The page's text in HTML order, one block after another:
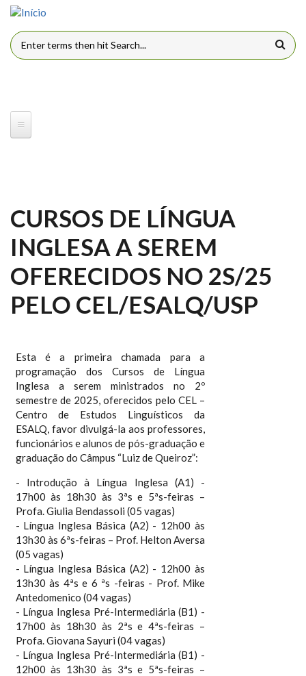
Pular para o conteúdo principal
FORMULÁRIO DE BUSCA
CURSOS DE LÍNGUA
INGLESA A SEREM
OFERECIDOS NO 2S/25
PELO CEL/ESALQ/USP
Esta é a primeira chamada para a
programação dos Cursos de Língua
Inglesa a serem ministrados no 2º
semestre de 2025, oferecidos pelo CEL –
Centro de Estudos Linguísticos da
ESALQ, favor divulgá-la aos professores,
funcionários e alunos de pós-graduação e
graduação do Câmpus “Luiz de Queiroz”:
- Introdução à Língua Inglesa (A1) -
17h00 às 18h30 às 3ªs e 5ªs-feiras –
Profa. Giulia Bendassoli (05 vagas)
- Língua Inglesa Básica (A2) - 12h00 às
13h30 às 6ªs-feiras – Prof. Helton Aversa
(05 vagas)
- Língua Inglesa Básica (A2) - 12h00 às
13h30 às 4ªs e 6 ªs -feiras - Prof. Mike
Antedomenico (04 vagas)
- Língua Inglesa Pré-Intermediária (B1) -
17h00 às 18h30 às 2ªs e 4ªs-feiras –
Profa. Giovana Sayuri (04 vagas)
- Língua Inglesa Pré-Intermediária (B1) -
12h00 às 13h30 às 3ªs e 5ªs-feiras –